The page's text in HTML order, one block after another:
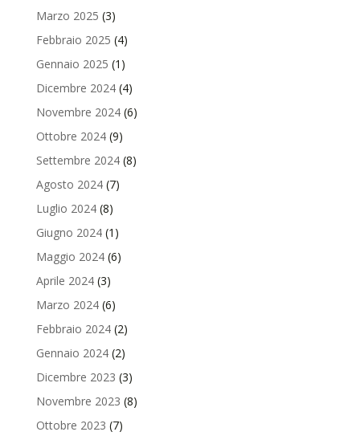
Marzo 2025 (3)
Febbraio 2025 (4)
Gennaio 2025 (1)
Dicembre 2024(4)
Novembre 2024(6)
Ottobre 2024(9)
Settembre 2024(8)
Agosto 2024(7)
Luglio 2024(8)
Giugno 2024(1)
Maggio 2024(6)
Aprile 2024(3)
Marzo 2024(6)
Febbraio 2024(2)
Gennaio 2024(2)
Dicembre 2023 (3)
Novembre 2023 (8)
Ottobre 2023 (7)